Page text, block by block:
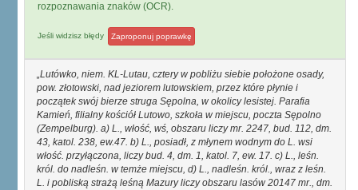
rozpoznawania znaków (OCR).
Jeśli widzisz błędy Zaproponuj poprawkę
Lutówko, niem. KL-Lutau, cztery w pobliżu siebie położone osady,
pow. złotowski, nad jeziorem lutowskiem, przez które płynie i
początek swój bierze struga Sępolna, w okolicy lesistej. Parafia
Kamień, filialny kościół Lutowo, szkoła w miejscu, poczta Sępolno
(Zempelburg). a) L., włość, wś, obszaru liczy mr. 2247, bud. 112, dm.
43, katol. 238, ew.47. b) L., posiadł, z młynem wodnym do L. wsi
włość. przyłączona, liczy bud. 4, dm. 1, katol. 7, ew. 17. c) L., leśn.
król. do nadleśn. w temże miejscu, d) L., nadleśn. król., wraz z leśn.
L. i pobliską strażą leśną Mazury liczy obszaru lasów 20147 mr., dm.